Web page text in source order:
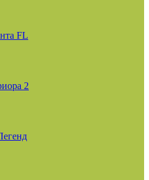
FL
2